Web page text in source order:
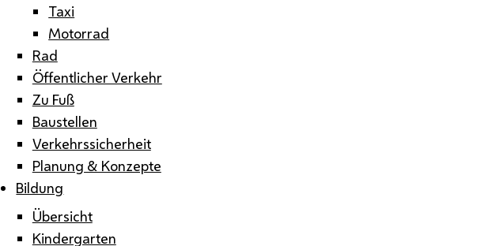
Taxi
Motorrad
Rad
Öffentlicher Verkehr
Zu Fuß
Baustellen
Verkehrssicherheit
Planung & Konzepte
Bildung
Übersicht
Kindergarten